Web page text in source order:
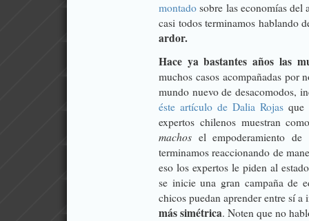
montado sobre las economías del
casi todos terminamos hablando
ardor.
Hace ya bastantes años las
muchos casos acompañadas por
mundo nuevo de desacomodos,
éste artículo de Dalia Rojas que
expertos chilenos muestran
machos  el empoderamiento
terminamos reaccionando de
eso los expertos le piden al
se inicie una gran campaña de
chicos puedan aprender entre sí
más simétrica. Noten que no